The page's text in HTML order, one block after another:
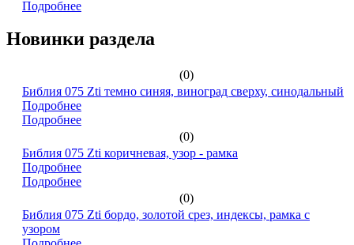
Подробнее
Новинки раздела
(0)
Библия 075 Zti темно синяя, виноград сверху, синодальный
Подробнее
Подробнее
(0)
Библия 075 Zti коричневая, узор - рамка
Подробнее
Подробнее
(0)
Библия 075 Zti бордо, золотой срез, индексы, рамка с
узором